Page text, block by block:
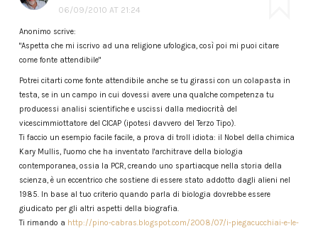
06/09/2010 AT 21:24
Anonimo scrive:
"Aspetta che mi iscrivo ad una religione ufologica, così poi mi puoi citare
come fonte attendibile"
Potrei citarti come fonte attendibile anche se tu girassi con un colapasta in
testa, se in un campo in cui dovessi avere una qualche competenza tu
producessi analisi scientifiche e uscissi dalla mediocrità del
vicescimmiottatore del CICAP (ipotesi davvero del Terzo Tipo).
Ti faccio un esempio facile facile, a prova di troll idiota: il Nobel della chimica
Kary Mullis, l'uomo che ha inventato l'architrave della biologia
contemporanea, ossia la PCR, creando uno spartiacque nella storia della
scienza, è un eccentrico che sostiene di essere stato addotto dagli alieni nel
1985. In base al tuo criterio quando parla di biologia dovrebbe essere
giudicato per gli altri aspetti della biografia.
Ti rimando a http://pino-cabras.blogspot.com/2008/07/i-piegacucchiai-e-le-